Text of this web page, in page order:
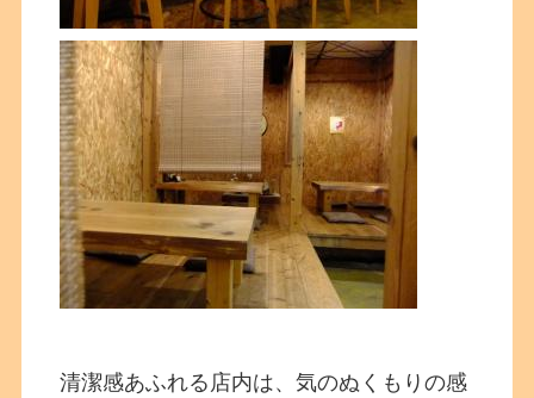
清潔感あふれる店内は、気のぬくもりの感